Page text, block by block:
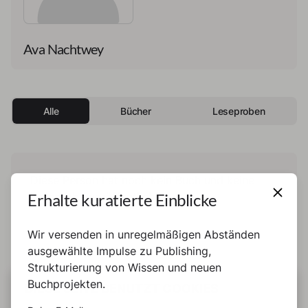
Ava Nachtwey
Alle Bücher Leseproben
Leseprobe veröffentlicht.
DIESE SEITE BENUTZT COOKIES
Erhalte kuratierte Einblicke
Wir versenden in unregelmäßigen Abständen
ausgewählte Impulse zu Publishing,
Strukturierung von Wissen und neuen
Buchprojekten.